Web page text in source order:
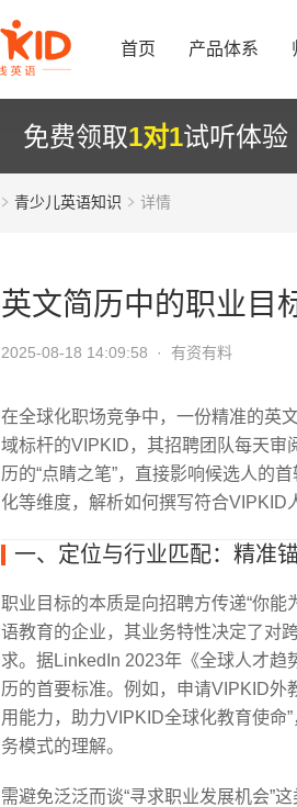
首页 产品体系
免费领取1对1试听体验
青少儿英语知识 详情
英文简历中的职业目
2025-08-18 14:09:58 · 有资有料
在全球化职场竞争中，一份精准的英
域标杆的VIPKID，其招聘团队每天审
历的“点睛之笔”，直接影响候选人的
化等维度，解析如何撰写符合VIPKID
一、定位与行业匹配：精准
职业目标的本质是向招聘方传递“你
语教育的企业，其业务特性决定了对
求。据LinkedIn 2023年《全球人才趋
历的首要标准。例如，申请VIPKID外
用能力，助力VIPKID全球化教育使命
务模式的理解。
需避免泛泛而谈“寻求职业发展机会”